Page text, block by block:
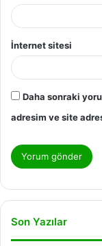
İnternet sitesi
Daha sonraki
adresim ve site
Son Yazılar